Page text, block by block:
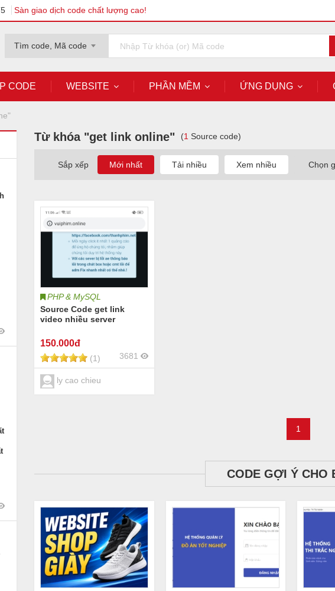
Sàn giao dịch code chất lượng cao!
Tìm code, Mã code
CODE WEBSITE PHẦN MỀM ỨNG DỤNG
Từ khóa "get link online" (1 Source code)
Sắp xếp
PHP & MySQL
Source Code get link
video nhiều server
150.000đ
(1) 3681
ly cao chieu
1
CODE GỢI Ý CHO